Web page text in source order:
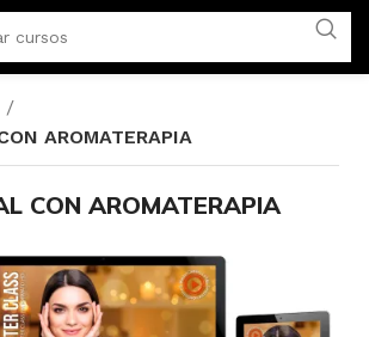
AROMATERAPIA
CON AROMATERAPIA